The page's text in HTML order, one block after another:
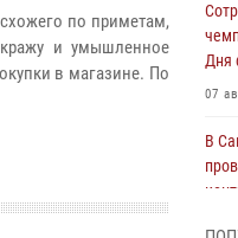
по приметам,
и умышленное
в магазине. По
Дня
07
В